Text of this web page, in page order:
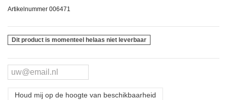
Artikelnummer 006471
Dit product is momenteel helaas niet leverbaar
Houd mij op de hoogte van beschikbaarheid